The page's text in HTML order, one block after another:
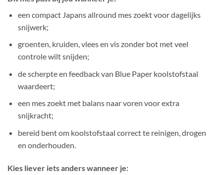
een compact Japans allround mes zoekt voor dagelijks
snijwerk;
groenten, kruiden, vlees en vis zonder bot met veel
controle wilt snijden;
de scherpte en feedback van Blue Paper koolstofstaal
waardeert;
een mes zoekt met balans naar voren voor extra
snijkracht;
bereid bent om koolstofstaal correct te reinigen, drogen
en onderhouden.
Kies liever iets anders wanneer je: